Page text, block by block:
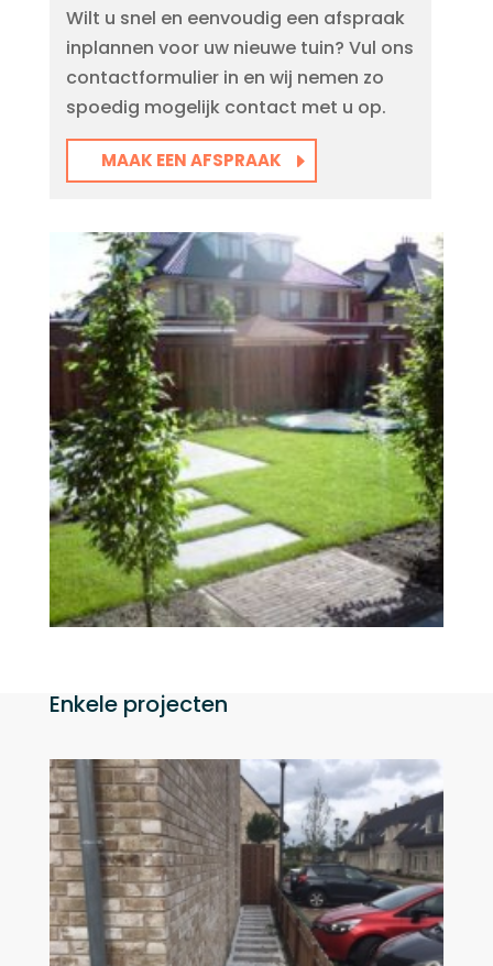
Wilt u snel en eenvoudig een afspraak
inplannen voor uw nieuwe tuin? Vul ons
contactformulier in en wij nemen zo
spoedig mogelijk contact met u op.
MAAK EEN AFSPRAAK
Enkele projecten